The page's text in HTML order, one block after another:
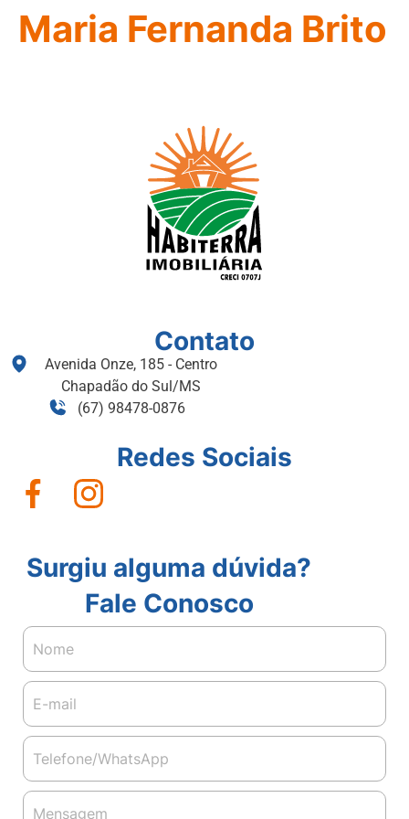
Maria Fernanda Brito
Contato
Avenida Onze, 185 - Centro
Chapadão do Sul/MS
(67) 98478-0876
Redes Sociais
Surgiu alguma dúvida?
Fale Conosco